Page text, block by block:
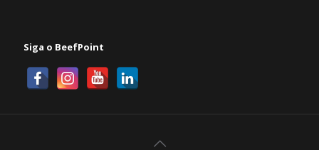
Siga o BeefPoint